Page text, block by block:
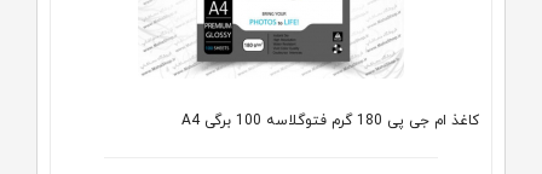
کاغذ ام جی پی 180 گرم فتوگلاسه 100 برگی A4